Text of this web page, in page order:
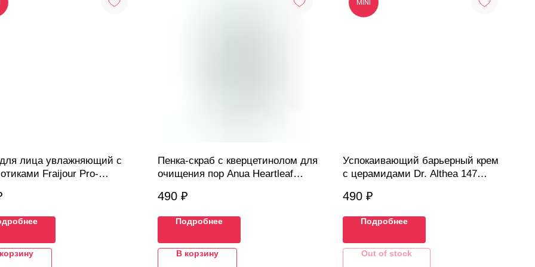
лица увлажняющий с
Fraijour Pro-
Пенка-скраб с кверцетинолом для
очищения пор Anua Heartleaf
Foam, 25 мл
490 ₽
Подробнее
В корзину
MINI
Успокаивающий барьерный крем
с церамидами Dr. Althea 147
490 ₽
Подробнее
Out of stock